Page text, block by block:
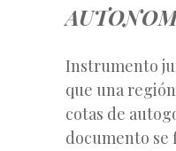
Instrumento
que una
cotas de
documento se